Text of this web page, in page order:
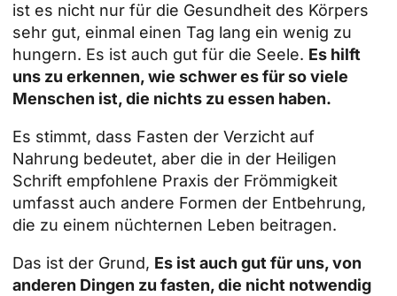
ist es nicht nur für die Gesundheit des Körpers
sehr gut, einmal einen Tag lang ein wenig zu
hungern. Es ist auch gut für die Seele. Es hilft
uns zu erkennen, wie schwer es für so viele
Menschen ist, die nichts zu essen haben.
Es stimmt, dass Fasten der Verzicht auf
Nahrung bedeutet, aber die in der Heiligen
Schrift empfohlene Praxis der Frömmigkeit
umfasst auch andere Formen der Entbehrung,
die zu einem nüchternen Leben beitragen.
Das ist der Grund, Es ist auch gut für uns, von
anderen Dingen zu fasten, die nicht notwendig